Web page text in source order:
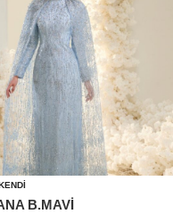
B.MAVİ